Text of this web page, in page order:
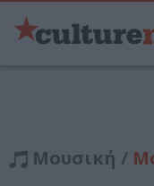
Μουσική /